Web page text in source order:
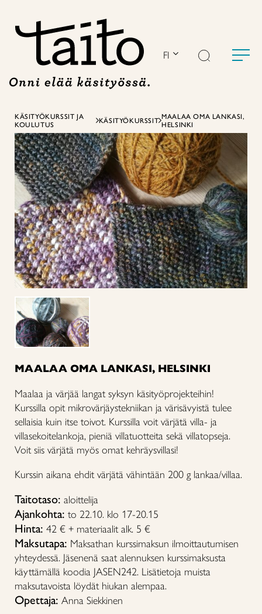
FI
KÄSITYÖKURSSIT JA
KOULUTUS
KÄSITYÖKURSSIT MAALAA OMA LANKASI,
HELSINKI
MAALAA OMA LANKASI, HELSINKI
Maalaa ja värjää langat syksyn käsityöprojekteihin!
Kurssilla opit mikrovärjäystekniikan ja värisävyistä tulee
sellaisia kuin itse toivot. Kurssilla voit värjätä villa- ja
villasekoitelankoja, pieniä villatuotteita sekä villatopseja.
Voit siis värjätä myös omat kehräysvillasi!
Kurssin aikana ehdit värjätä vähintään 200 g lankaa/villaa.
Taitotaso: aloittelija
Ajankohta: to 22.10. klo 17-20.15
Hinta: 42 € + materiaalit alk. 5 €
Maksutapa: Maksathan kurssimaksun ilmoittautumisen
yhteydessä. Jäsenenä saat alennuksen kurssimaksusta
käyttämällä koodia JASEN242. Lisätietoja muista
maksutavoista löydät hiukan alempaa.
Opettaja: Anna Siekkinen